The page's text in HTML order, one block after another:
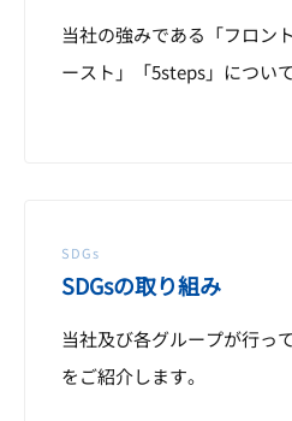
当社の強みである「フロン
ースト」「5steps」につい
SDGs
SDGsの取り組み
当社及び各グループが行っ
をご紹介します。